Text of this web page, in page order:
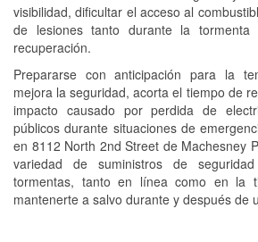
visibilidad, dificultar el acceso al
de lesiones tanto durante la
recuperación.
Prepararse con anticipación para la
mejora la seguridad, acorta el tiempo de
impacto causado por perdida de
públicos durante situaciones de
en 8112 North 2nd Street de Machesney
variedad de suministros de
tormentas, tanto en línea como en la
mantenerte a salvo durante y después de
Mangueras hidráulicas a
Tornado Supplies
Conoce más